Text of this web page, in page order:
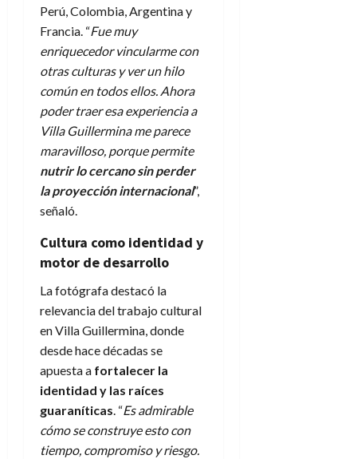
Perú, Colombia, Argentina y
Francia. “Fue muy
enriquecedor vincularme con
otras culturas y ver un hilo
común en todos ellos. Ahora
poder traer esa experiencia a
Villa Guillermina me parece
maravilloso, porque permite
nutrir lo cercano sin perder
la proyección internacional”,
señaló.
Cultura como identidad y
motor de desarrollo
La fotógrafa destacó la
relevancia del trabajo cultural
en Villa Guillermina, donde
desde hace décadas se
apuesta a fortalecer la
identidad y las raíces
guaraníticas. “Es admirable
cómo se construye esto con
tiempo, compromiso y riesgo.